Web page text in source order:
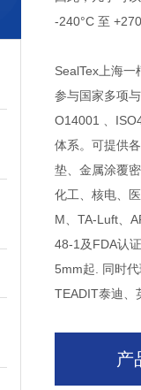
-240°C 至
SealTex上海
参与国家多项
O14001 、
体系。可提供
垫 、金属涂覆
化工、核电、
M 、TA-Luft、
48-1及FDA认
5mm起. 同时
TEADIT泰迪、
产